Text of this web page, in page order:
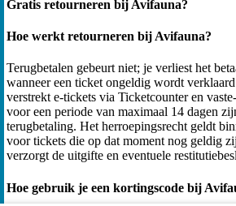
Gratis retourneren bij Avifauna?
Hoe werkt retourneren bij Avifauna?
Terugbetalen gebeurt niet; je verliest het
wanneer een ticket ongeldig wordt
verstrekt e‑tickets via Ticketcounter en
voor een periode van maximaal 14 dagen
terugbetaling. Het herroepingsrecht geldt
voor tickets die op dat moment nog geldig
verzorgt de uitgifte en eventuele
Hoe gebruik je een kortingscode bij